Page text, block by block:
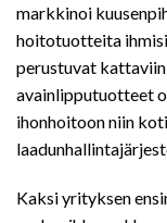
markkinoi
hoitotuotteita
perustuvat
avainlipputuotteet
ihonhoitoon niin
Kaksi yrityksen